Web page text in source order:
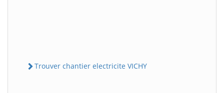
Trouver chantier electricite VICHY